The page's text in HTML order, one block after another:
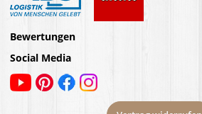
Bewertungen
Social Media